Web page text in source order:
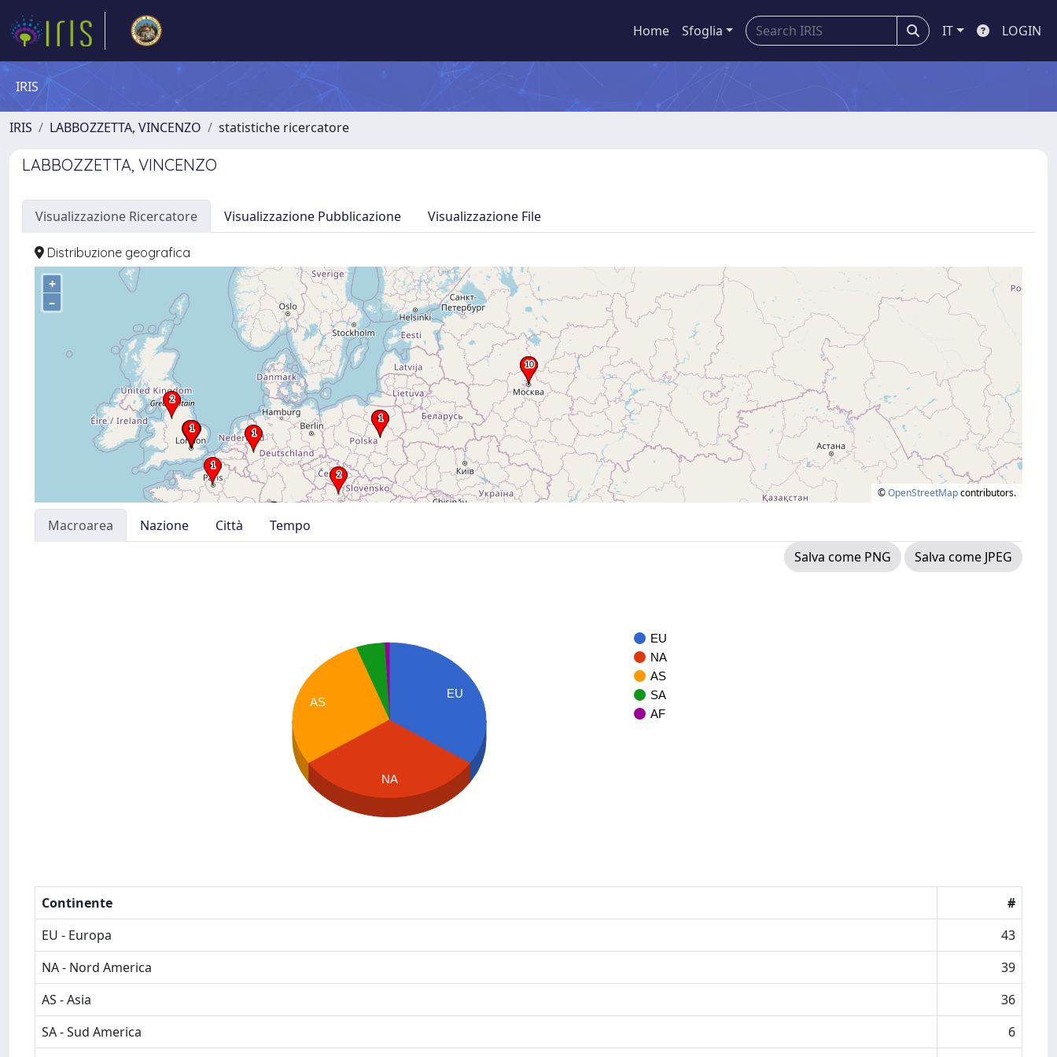
Home Sfoglia IT LOGIN
IRIS
IRIS LABBOZZETTA, VINCENZO statistiche ricercatore
LABBOZZETTA, VINCENZO
Visualizzazione Ricercatore Visualizzazione Pubblicazione Visualizzazione File
Distribuzione geografica
+
–
©OpenStreetMapcontributors.
Macroarea Nazione Città
Tempo
Salva come PNG
Salva come JPEG
EU
NA
AS
SA
AF
EU
AS
NA
Continente
#
EU - Europa
43
NA - Nord America
39
AS - Asia
36
SA - Sud America
6